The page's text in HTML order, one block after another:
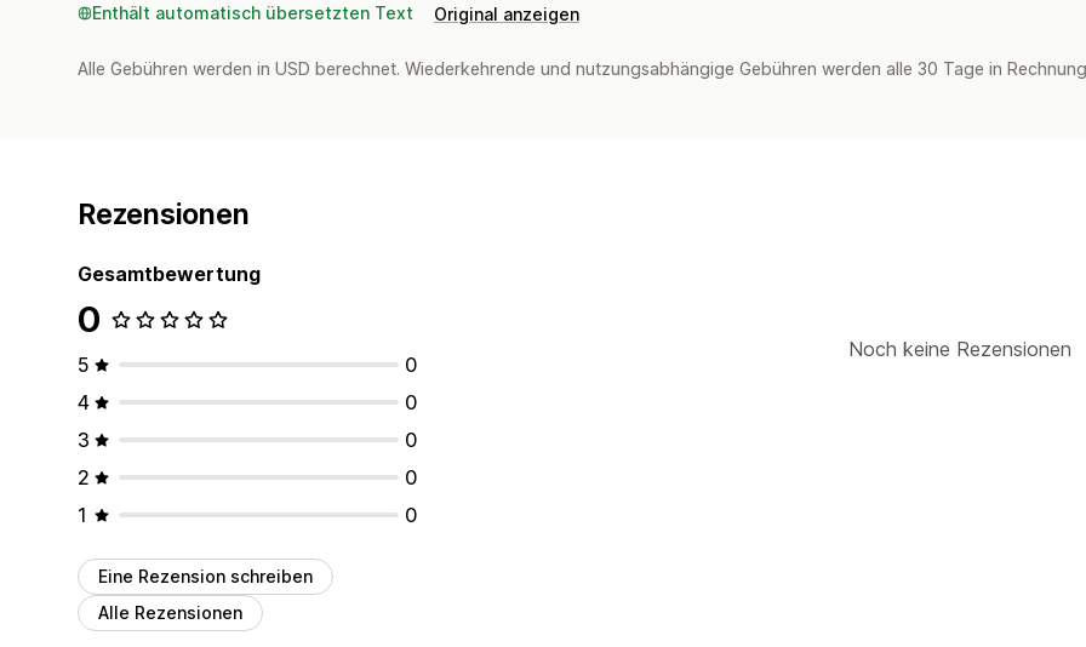
Enthält automatisch übersetzten Text Original anzeigen
Alle Gebühren werden in USD berechnet. Wiederkehrende und nutzungsabhängige Gebühren werden alle 30 Tage in
Rezensionen
Gesamtbewertung
0
5
0
4
0
3
0
2
0
1
0
Eine Rezension schreiben
Alle Rezensionen
Noch keine Rezensionen